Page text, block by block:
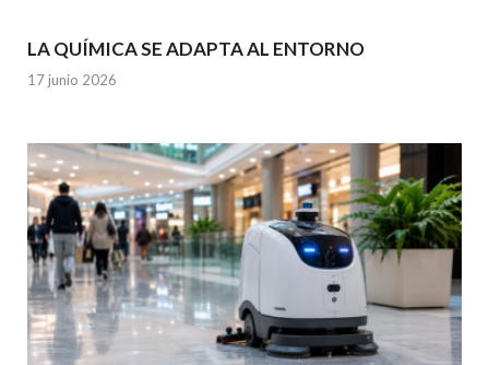
LA QUÍMICA SE ADAPTA AL ENTORNO
17 junio 2026